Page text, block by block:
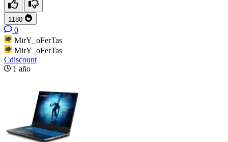
1180
0
MirY_oFerTas
MirY_oFerTas
Cdiscount
1 año